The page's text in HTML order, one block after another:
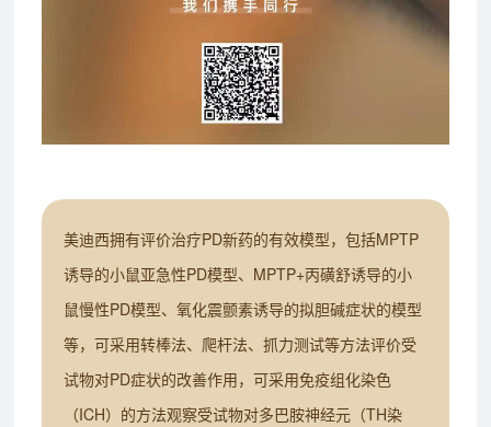
美迪西拥有评价治疗PD新药的有效模型，包括MPTP
诱导的小鼠亚急性PD模型、MPTP+丙磺舒诱导的小
鼠慢性PD模型、氧化震颤素诱导的拟胆碱症状的模型
等，可采用转棒法、爬杆法、抓力测试等方法评价受
试物对PD症状的改善作用，可采用免疫组化染色
（ICH）的方法观察受试物对多巴胺神经元（TH染